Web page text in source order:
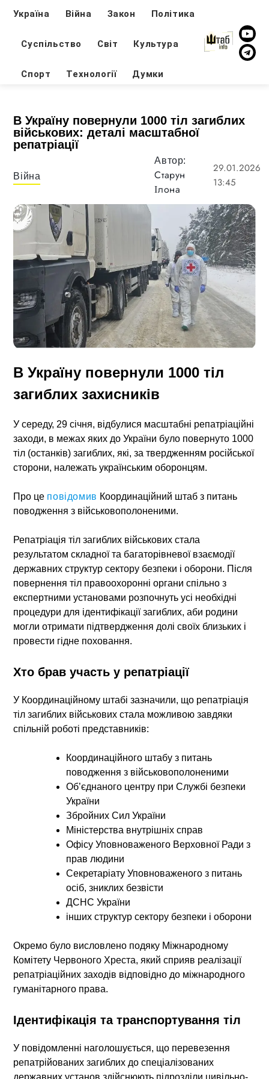
Україна Війна Закон Політика
Суспільство Світ Культура
Спорт Технології Думки
В Україну повернули 1000 тіл загиблих
військових: деталі масштабної
репатріації
Війна
Автор:
Старун
Ілона
29.01.2026
13:45
В Україну повернули 1000 тіл
загиблих захисників
У середу, 29 січня, відбулися масштабні репатріаційні
заходи, в межах яких до України було повернуто 1000
тіл (останків) загиблих, які, за твердженням російської
сторони, належать українським оборонцям.
Про це повідомив Координаційний штаб з питань
поводження з військовополоненими.
Репатріація тіл загиблих військових стала
результатом складної та багаторівневої взаємодії
державних структур сектору безпеки і оборони. Після
повернення тіл правоохоронні органи спільно з
експертними установами розпочнутьусі необхідні
процедури для ідентифікації загиблих, аби родини
могли отримати підтвердження долі своїх близьких і
провести гідне поховання.
Хто брав участь у репатріації
У Координаційному штабі зазначили, що репатріація
тіл загиблих військових стала можливою завдяки
спільній роботі представників:
Координаційного штабу з питань
поводження з військовополоненими
Об’єднаного центру при Службі безпеки
України
Збройних Сил України
Міністерства внутрішніх справ
Офісу Уповноваженого Верховної Ради з
прав людини
Секретаріату Уповноваженого з питань
осіб, зниклих безвісти
ДСНС України
інших структур сектору безпеки і оборони
Окремо було висловлено подяку Міжнародному
Комітету Червоного Хреста, який сприяв реалізації
репатріаційних заходів відповідно до міжнародного
гуманітарного права.
Ідентифікація та транспортування тіл
У повідомленні наголошується, що перевезення
репатрійованих загиблих до спеціалізованих
державних установ здійснюють підрозділи цивільно-